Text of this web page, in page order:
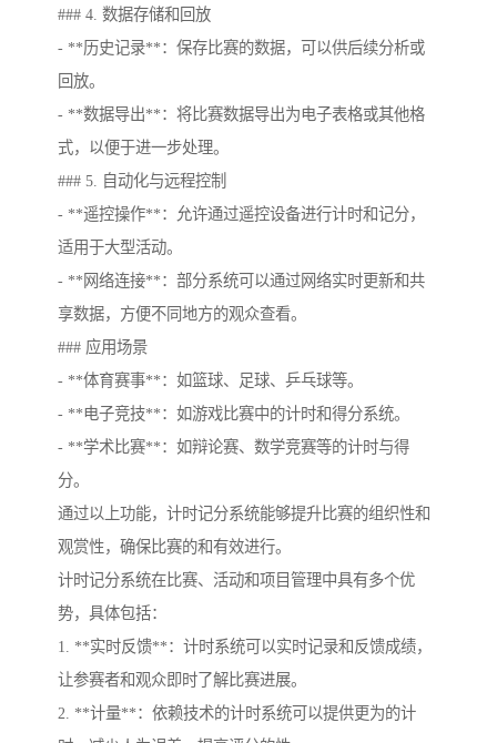
### 4. 数据存储和回放
- **历史记录**：保存比赛的数据，可以供后续分析或
回放。
- **数据导出**：将比赛数据导出为电子表格或其他格
式，以便于进一步处理。
### 5. 自动化与远程控制
- **遥控操作**：允许通过遥控设备进行计时和记分，
适用于大型活动。
- **网络连接**：部分系统可以通过网络实时更新和共
享数据，方便不同地方的观众查看。
### 应用场景
- **体育赛事**：如篮球、足球、乒乓球等。
- **电子竞技**：如游戏比赛中的计时和得分系统。
- **学术比赛**：如辩论赛、数学竞赛等的计时与得
分。
通过以上功能，计时记分系统能够提升比赛的组织性和
观赏性，确保比赛的和有效进行。
计时记分系统在比赛、活动和项目管理中具有多个优
势，具体包括：
1. **实时反馈**：计时系统可以实时记录和反馈成绩，
让参赛者和观众即时了解比赛进展。
2. **计量**：依赖技术的计时系统可以提供更为的计